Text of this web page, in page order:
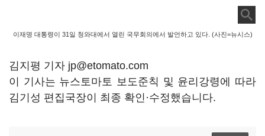
이재명 대통령이 31일 청와대에서 열린 국무회의에서 발언하고 있다. (사진=뉴시스)
김지평 기자 jp@etomato.com
이 기사는 뉴스토마토 보도준칙 및 윤리강령에 따라
김기성 편집국장이 최종 확인·수정했습니다.